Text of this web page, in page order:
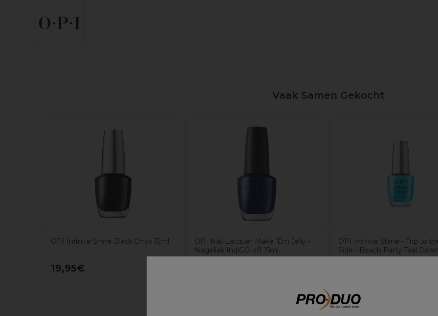
Vaak Samen Gekocht
OPI Infinite Shine Black Onyx 15ml
19,95€
OPI Nail Lacquer Make ‘Em Jelly -
Nagellak IndiGO off 15ml
OPI Infinite Shine - Trip to
Side - Beach Party Teal